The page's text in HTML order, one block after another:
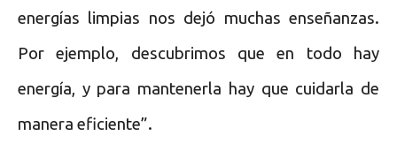
energías limpias nos dejó muchas enseñanzas.
Por ejemplo, descubrimos que en todo hay
energía, y para mantenerla hay que cuidarla de
manera eficiente”.